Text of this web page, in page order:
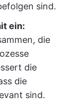
sind.
ein:
die
die
die
sind.